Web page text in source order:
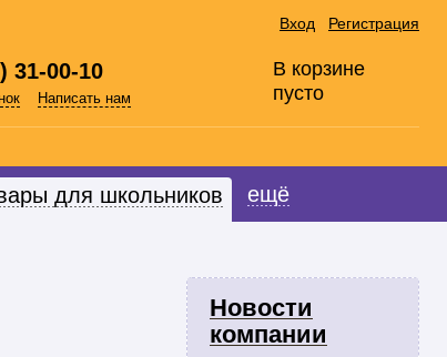
Вход Регистрация
31-00-10
Написать нам
В корзине
пусто
для школьников ещё
Новости
компании